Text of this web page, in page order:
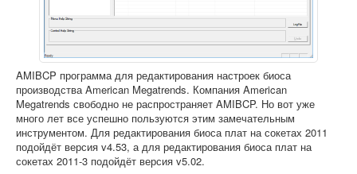
AMIBCP программа для редактирования настроек биоса
производства American Megatrends. Компания American
Megatrends свободно не распространяет AMIBCP. Но вот уже
много лет все успешно пользуются этим замечательным
инструментом. Для редактирования биоса плат на сокетах 2011
подойдёт версия v4.53, а для редактирования биоса плат на
сокетах 2011-3 подойдёт версия v5.02.